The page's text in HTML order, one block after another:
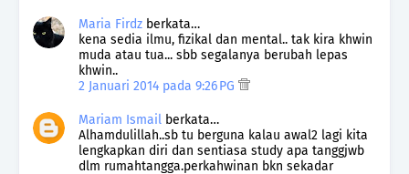
Maria Firdz berkata…
kena sedia ilmu, fizikal dan mental.. tak kira khwin
muda atau tua... sbb segalanya berubah lepas
khwin..
2 Januari 2014 pada 9:26 PG
Mariam Ismail berkata…
Alhamdulillah..sb tu berguna kalau awal2 lagi kita
lengkapkan diri dan sentiasa study apa tanggjwb
dlm rumahtangga.perkahwinan bkn sekadar